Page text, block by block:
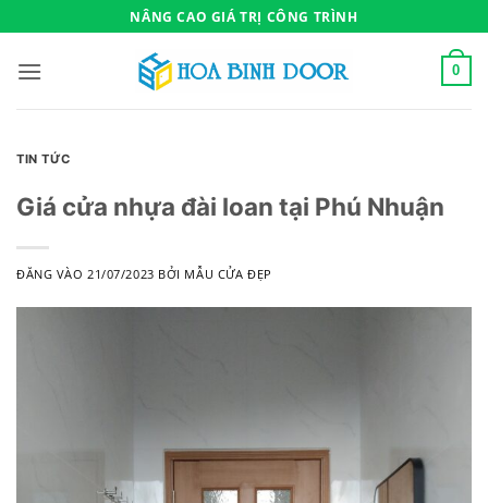
qua
nội
NÂNG CAO GIÁ TRỊ CÔNG TRÌNH
0
TIN TỨC
Giá cửa nhựa đài loan tại Phú Nhuận
ĐĂNG VÀO 21/07/2023 BỞI MẪU CỬA ĐẸP